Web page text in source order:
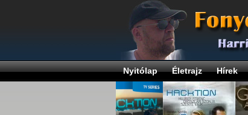
Nyitólap Életrajz Hírek